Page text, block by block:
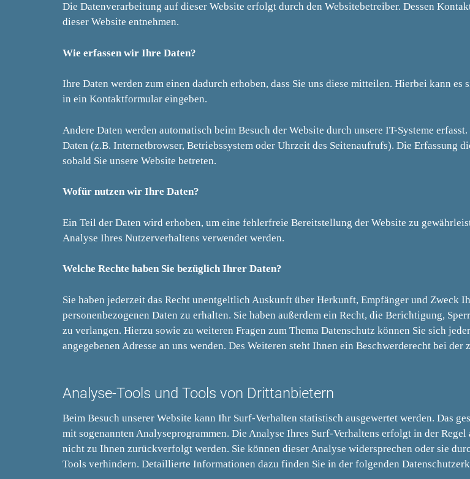
Die Datenverarbeitung auf dieser Website erfolgt durch den Websitebetreiber. Dessen
dieser Website entnehmen.
Wie erfassen wir Ihre Daten?
Ihre Daten werden zum einen dadurch erhoben, dass Sie uns diese mitteilen. Hierbei kann es
in ein Kontaktformular eingeben.
Andere Daten werden automatisch beim Besuch der Website durch unsere IT-Systeme
Daten (z.B. Internetbrowser, Betriebssystem oder Uhrzeit des Seitenaufrufs). Die Erfassung
sobald Sie unsere Website betreten.
Wofür nutzen wir Ihre Daten?
Ein Teil der Daten wird erhoben, um eine fehlerfreie Bereitstellung der Website zu
Analyse Ihres Nutzerverhaltens verwendet werden.
Welche Rechte haben Sie bezüglich Ihrer Daten?
Sie haben jederzeit das Recht unentgeltlich Auskunft über Herkunft, Empfänger und Zweck
personenbezogenen Daten zu erhalten. Sie haben außerdem ein Recht, die Berichtigung,
zu verlangen. Hierzu sowie zu weiteren Fragen zum Thema Datenschutz können Sie sich
angegebenen Adresse an uns wenden. Des Weiteren steht Ihnen ein Beschwerderecht bei
Analyse-Tools und Tools von Drittanbietern
Beim Besuch unserer Website kann Ihr Surf-Verhalten statistisch ausgewertet werden. Das
mit sogenannten Analyseprogrammen. Die Analyse Ihres Surf-Verhaltens erfolgt in der
nicht zu Ihnen zurückverfolgt werden. Sie können dieser Analyse widersprechen oder sie
Tools verhindern. Detaillierte Informationen dazu finden Sie in der folgenden